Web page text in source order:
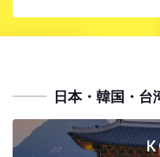
日本・韓国・台